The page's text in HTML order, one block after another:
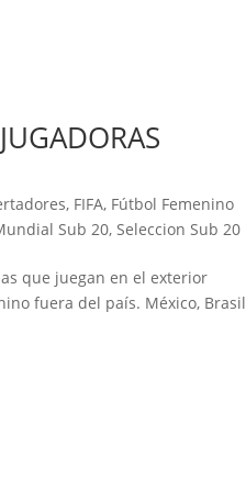
, FIFA, Fútbol Femenino
Sub 20,Seleccion Sub 20
que juegan en el exterior
fuera del país. México,